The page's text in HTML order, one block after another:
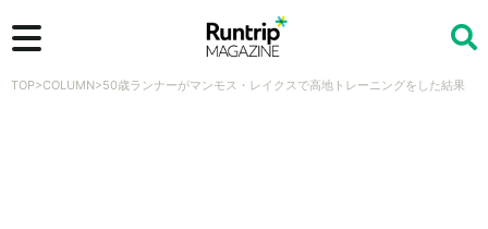
検索
TOP>COLUMN>50歳ランナーがマンモス・レイクスで高地トレーニングをした結果